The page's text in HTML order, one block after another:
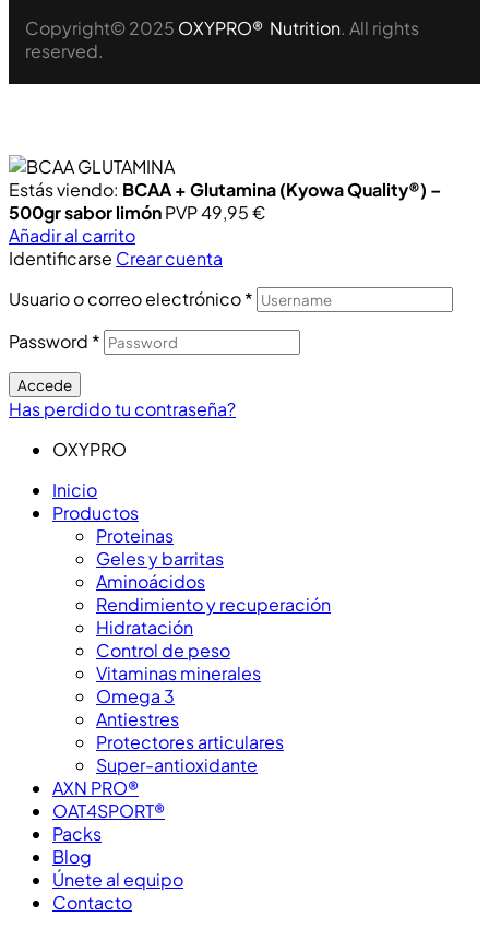
Copyright© 2025 OXYPRO® Nutrition. All rights
reserved.
Estás viendo: BCAA + Glutamina (Kyowa Quality®) –
500gr sabor limónPVP49,95€
Añadir al carrito
Identificarse Crear cuenta
Usuario o correo electrónico*
Password *
Accede
Has perdido tu contraseña?
OXYPRO
Inicio
Productos
Proteinas
Geles y barritas
Aminoácidos
Rendimiento y recuperación
Hidratación
Control de peso
Vitaminas minerales
Omega 3
Antiestres
Protectores articulares
Super-antioxidante
AXN PRO®
OAT4SPORT®
Packs
Blog
Únete al equipo
Contacto